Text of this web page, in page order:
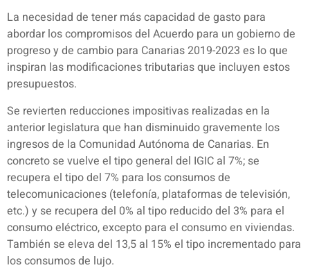
La necesidad de tener más capacidad de gasto para
abordar los compromisos del Acuerdo para un gobierno de
progreso y de cambio para Canarias 2019-2023 es lo que
inspiran las modificaciones tributarias que incluyen estos
presupuestos.
Se revierten reducciones impositivas realizadas en la
anterior legislatura que han disminuido gravemente los
ingresos de la Comunidad Autónoma de Canarias. En
concreto se vuelve el tipo general del IGIC al 7%; se
recupera el tipo del 7% para los consumos de
telecomunicaciones (telefonía, plataformas de televisión,
etc.) y se recupera del 0% al tipo reducido del 3% para el
consumo eléctrico, excepto para el consumo en viviendas.
También se eleva del 13,5 al 15% el tipo incrementado para
los consumos de lujo.